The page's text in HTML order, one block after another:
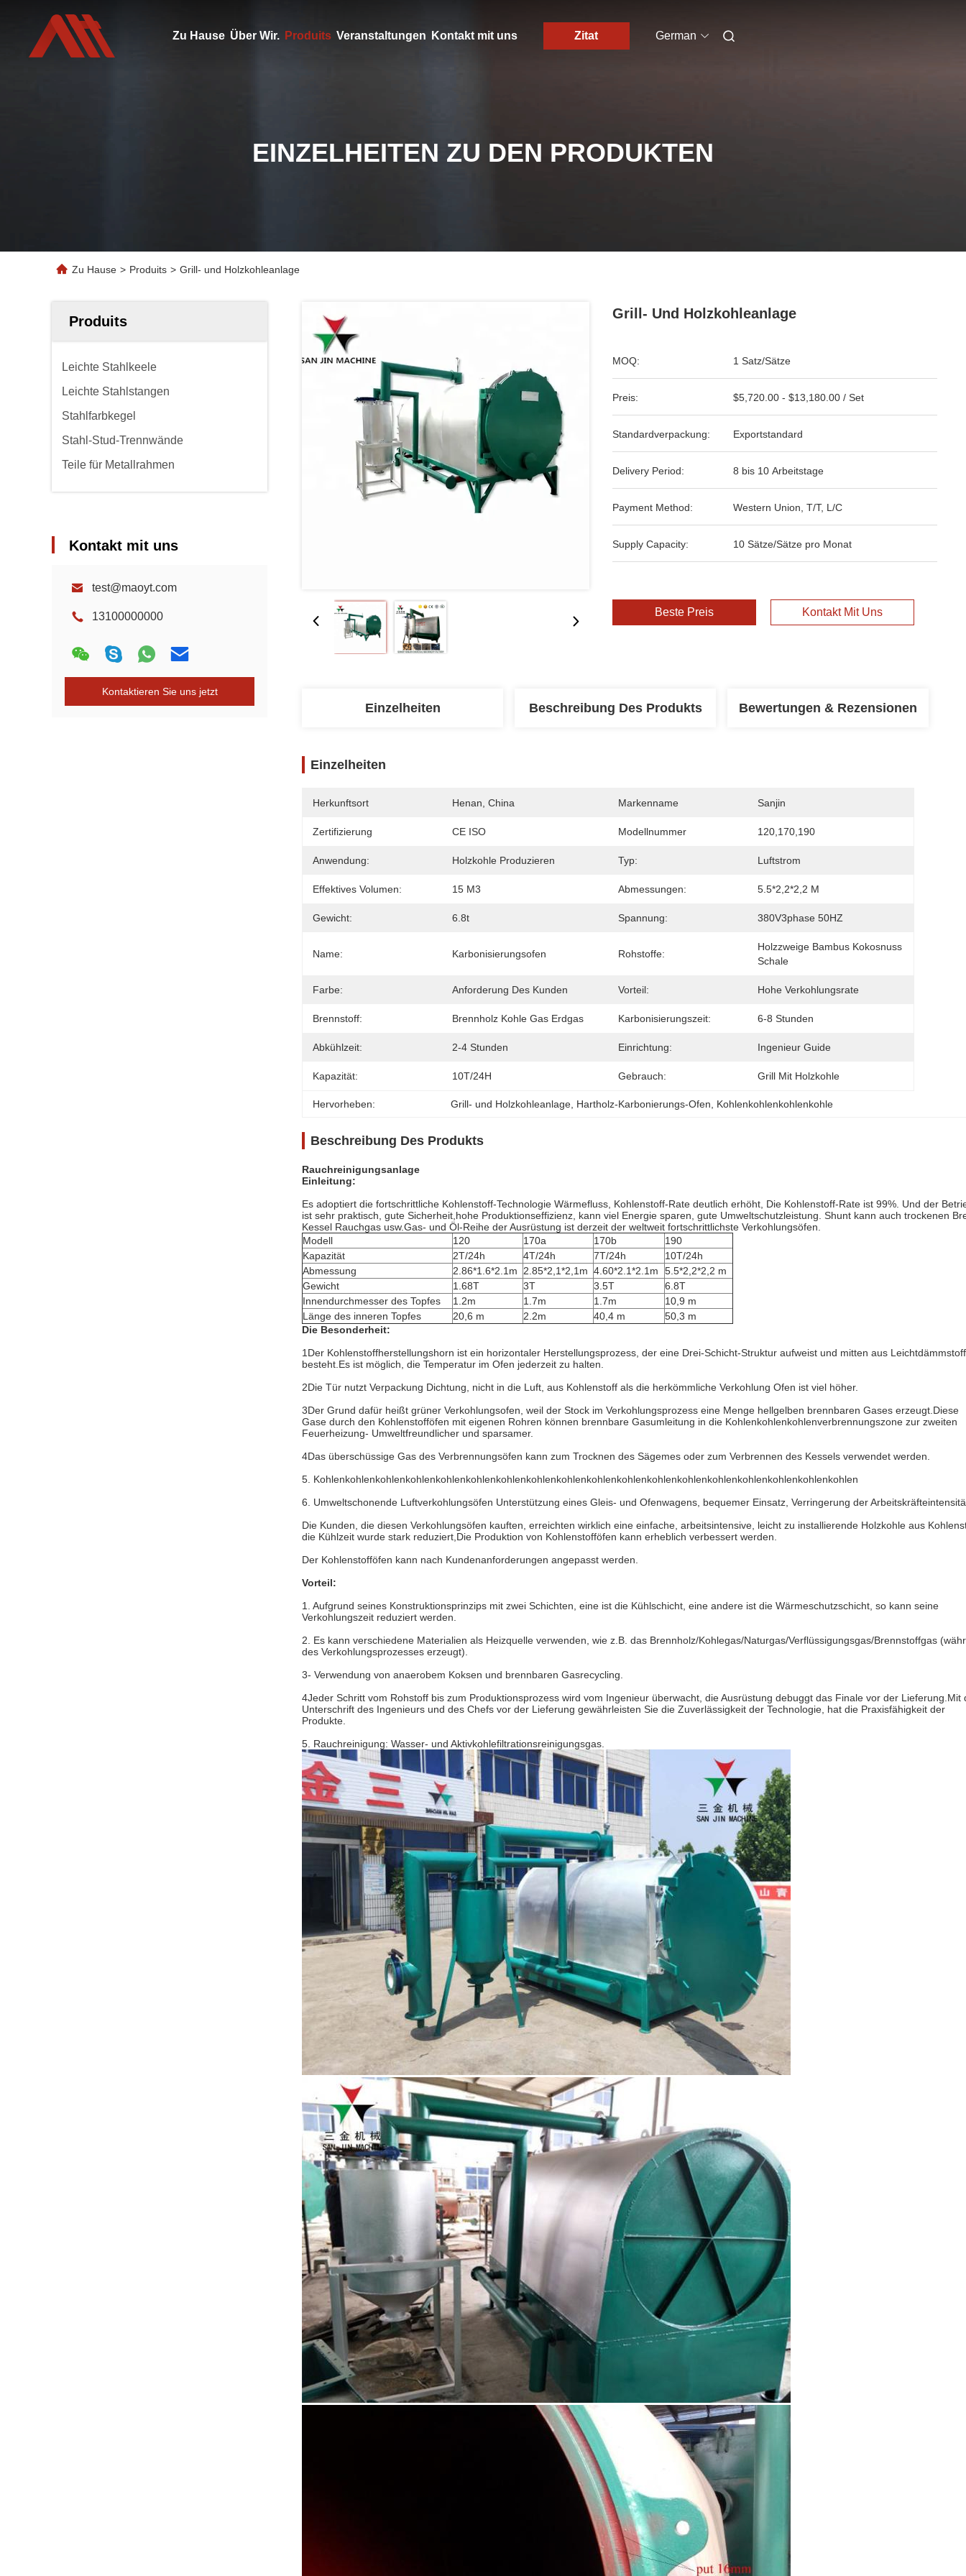
Zu Hause Über Wir. Produits Veranstaltungen Kontakt mit uns Zitat German
EINZELHEITEN ZU DEN PRODUKTEN
Zu Hause > Produits > Grill- und Holzkohleanlage
Produits
Leichte Stahlkeele
Leichte Stahlstangen
Stahlfarbkegel
Stahl-Stud-Trennwände
Teile für Metallrahmen
Kontakt mit uns
test@maoyt.com
13100000000
Kontaktieren Sie uns jetzt
Grill- Und Holzkohleanlage
MOQ: 1 Satz/Sätze
Preis: $5,720.00 - $13,180.00 / Set
Standardverpackung: Exportstandard
Delivery Period: 8 bis 10 Arbeitstage
Payment Method: Western Union, T/T, L/C
Supply Capacity: 10 Sätze/Sätze pro Monat
Beste Preis Kontakt Mit Uns
Einzelheiten Beschreibung Des Produkts Bewertungen & Rezensionen
Einzelheiten
Herkunftsort Henan, China Markenname Sanjin
Zertifizierung CE ISO Modellnummer 120,170,190
Anwendung: Holzkohle Produzieren Typ: Luftstrom
Effektives Volumen: 15 M3 Abmessungen: 5.5*2,2*2,2 M
Gewicht: 6.8t Spannung: 380V3phase 50HZ
Name: Karbonisierungsofen Rohstoffe:
Holzzweige Bambus Kokosnuss
Schale
Farbe: Anforderung Des Kunden Vorteil: Hohe Verkohlungsrate
Brennstoff: Brennholz Kohle Gas Erdgas Karbonisierungszeit: 6-8 Stunden
Abkühlzeit: 2-4 Stunden Einrichtung: Ingenieur Guide
Kapazität: 10T/24H Gebrauch: Grill Mit Holzkohle
Hervorheben: Grill- und Holzkohleanlage, Hartholz-Karbonierungs-Ofen Kohlenkohlenkohlenkohle
Beschreibung Des Produkts
Rauchreinigungsanlage
Einleitung:
Es adoptiert die fortschrittliche Kohlenstoff-Technologie Wärmefluss, Kohlenstoff-Rate deutlich erhöht, Die Kohlenstoff-Rate ist 99%. Und der
ist sehr praktisch, gute Sicherheit,hohe Produktionseffizienz, kann viel Energie sparen, gute Umweltschutzleistung. Shunt kann auch trockenen
Kessel Rauchgas usw.Gas- und Öl-Reihe der Ausrüstung ist derzeit der weltweit fortschrittlichste Verkohlungsöfen.
Modell
120 170a 170b
190
Kapazität
2T/24h 4T/24h 7T/24h
10T/24h
Abmessung
2.86*1.6*2.1m 2.85*2,1*2,1m 4.60*2.1*2.1m
5.5*2,2*2,2 m
Gewicht
1.68T 3T 3.5T
6.8T
Innendurchmesser des Topfes
1.2m 1.7m 1.7m
10,9 m
Länge des inneren Topfes
20,6 m 2.2m 40,4 m
50,3 m
Die Besonderheit:
1Der Kohlenstoffherstellungshorn ist ein horizontaler Herstellungsprozess, der eine Drei-Schicht-Struktur aufweist und mitten aus
besteht.Es ist möglich, die Temperatur im Ofen jederzeit zu halten.
2Die Tür nutzt Verpackung Dichtung, nicht in die Luft, aus Kohlenstoff als die herkömmliche Verkohlung Ofen ist viel höher.
3Der Grund dafür heißt grüner Verkohlungsofen, weil der Stock im Verkohlungsprozess eine Menge hellgelben brennbaren Gases erzeugt.Diese
Gase durch den Kohlenstofföfen mit eigenen Rohren können brennbare Gasumleitung in die Kohlenkohlenkohlenverbrennungszone zur zweiten
Feuerheizung- Umweltfreundlicher und sparsamer.
4Das überschüssige Gas des Verbrennungsöfen kann zum Trocknen des Sägemes oder zum Verbrennen des Kessels verwendet werden.
5. Kohlenkohlenkohlenkohlenkohlenkohlenkohlenkohlenkohlenkohlenkohlenkohlenkohlenkohlenkohlenkohlenkohlenkohlen
6. Umweltschonende Luftverkohlungsöfen Unterstützung eines Gleis- und Ofenwagens, bequemer Einsatz, Verringerung der
Die Kunden, die diesen Verkohlungsöfen kauften, erreichten wirklich eine einfache, arbeitsintensive, leicht zu installierende Holzkohle aus
die Kühlzeit wurde stark reduziert,Die Produktion von Kohlenstofföfen kann erheblich verbessert werden.
Der Kohlenstofföfen kann nach Kundenanforderungen angepasst werden.
Vorteil:
1. Aufgrund seines Konstruktionsprinzips mit zwei Schichten, eine ist die Kühlschicht, eine andere ist die Wärmeschutzschicht, so kann seine
Verkohlungszeit reduziert werden.
2. Es kann verschiedene Materialien als Heizquelle verwenden, wie z.B. das Brennholz/Kohlegas/Naturgas/Verflüssigungsgas/Brennstoffgas
des Verkohlungsprozesses erzeugt).
3- Verwendung von anaerobem Koksen und brennbaren Gasrecycling.
4Jeder Schritt vom Rohstoff bis zum Produktionsprozess wird vom Ingenieur überwacht, die Ausrüstung debuggt das Finale vor der Lieferung.Mit
Unterschrift des Ingenieurs und des Chefs vor der Lieferung gewährleisten Sie die Zuverlässigkeit der Technologie, hat die Praxisfähigkeit der
Produkte.
5. Rauchreinigung: Wasser- und Aktivkohlefiltrationsreinigungsgas.